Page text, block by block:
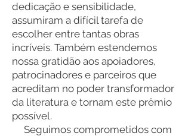
dedicação e sensibilidade,
assumiram a difícil tarefa de
escolher entre tantas obras
incríveis. Também estendemos
nossa gratidão aos apoiadores,
patrocinadores e parceiros que
acreditam no poder transformador
da literatura e tornam este prêmio
possível.
Seguimos comprometidos com